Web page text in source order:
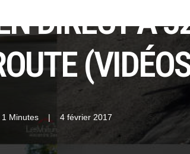
DIRECT À
1 Minutes | 4 février 2017